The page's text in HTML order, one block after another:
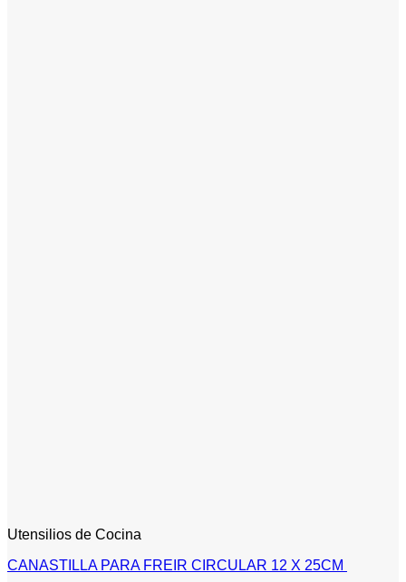
Utensilios de Cocina
CANASTILLA PARA FREIR CIRCULAR 12 X 25CM